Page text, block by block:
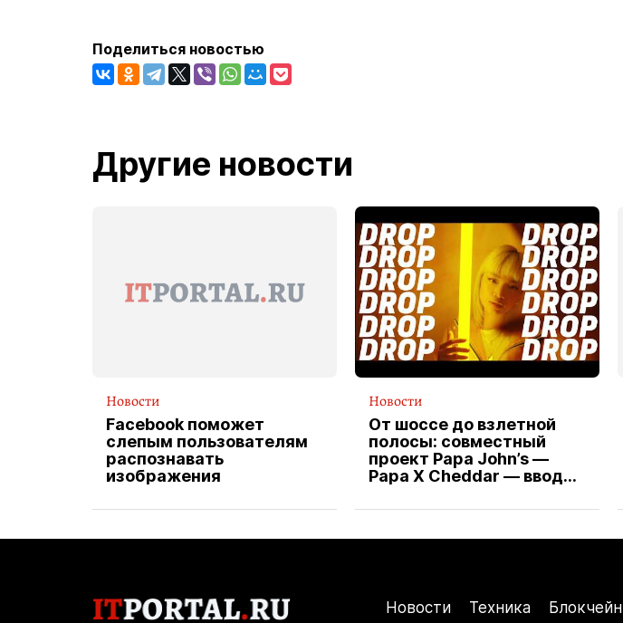
Поделиться новостью
Другие новости
Новости
Facebook поможет
слепым пользователям
распознавать
изображения
Новости
От шоссе до взлетной
полосы: совместный
проект Papa John’s —
Papa X Cheddar — вводит
водителя службы
Новости Техника Блокчейн